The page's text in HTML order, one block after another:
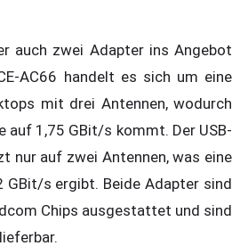
auch zwei Adapter ins Angebot
AC66 handelt es sich um eine
mit drei Antennen, wodurch
auf 1,75 GBit/s kommt. Der USB-
nur auf zwei Antennen, was eine
GBit/s ergibt. Beide Adapter sind
Chips ausgestattet und sind